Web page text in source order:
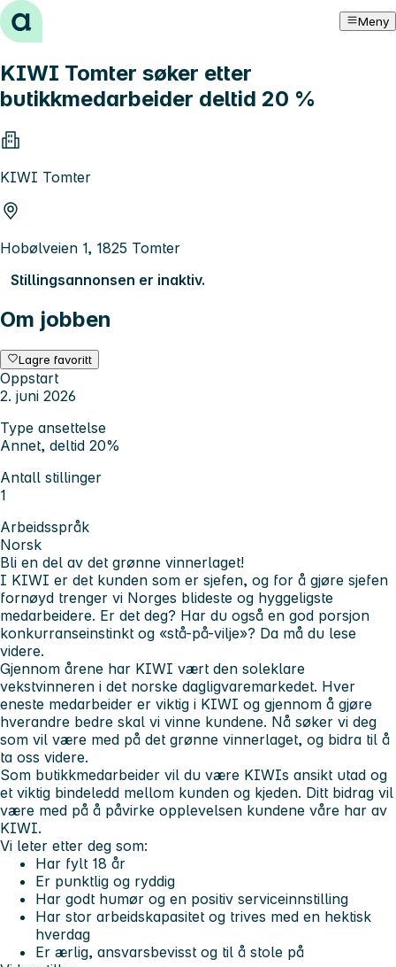
Hopp til innhold Meny
KIWI Tomter søker etter
butikkmedarbeider deltid 20 %
KIWI Tomter
Hobølveien 1, 1825 Tomter
Stillingsannonsen er inaktiv.
Om jobben
Lagre favoritt
Oppstart
2. juni 2026
Type ansettelse
Annet, deltid 20%
Antall stillinger
1
Arbeidsspråk
Norsk
Bli en del av det grønne vinnerlaget!
I KIWI er det kunden som er sjefen, og for å gjøre sjefen
fornøyd trenger vi Norges blideste og hyggeligste
medarbeidere. Er det deg? Har du også en god porsjon
konkurranseinstinkt og «stå-på-vilje»? Da må du lese
videre.
Gjennom årene har KIWI vært den soleklare
vekstvinneren i det norske dagligvaremarkedet. Hver
eneste medarbeider er viktig i KIWI og gjennom å gjøre
hverandre bedre skal vi vinne kundene. Nå søker vi deg
som vil være med på det grønne vinnerlaget, og bidra til å
ta oss videre.
Som butikkmedarbeider vil du være KIWIs ansikt utad og
et viktig bindeledd mellom kunden og kjeden. Ditt bidrag vil
være med på å påvirke opplevelsen kundene våre har av
KIWI.
Vi leter etter deg som:
Har fylt 18 år
Er punktlig og ryddig
Har godt humør og en positiv serviceinnstilling
Har stor arbeidskapasitet og trives med en hektisk
hverdag
Er ærlig, ansvarsbevisst og til å stole på